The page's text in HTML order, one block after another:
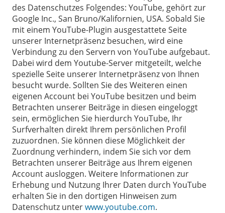
des Datenschutzes Folgendes: YouTube, gehört zur
Google Inc., San Bruno/Kalifornien, USA. Sobald Sie
mit einem YouTube-Plugin ausgestattete Seite
unserer Internetpräsenz besuchen, wird eine
Verbindung zu den Servern von YouTube aufgebaut.
Dabei wird dem Youtube-Server mitgeteilt, welche
spezielle Seite unserer Internetpräsenz von Ihnen
besucht wurde. Sollten Sie des Weiteren einen
eigenen Account bei YouTube besitzen und beim
Betrachten unserer Beiträge in diesen eingeloggt
sein, ermöglichen Sie hierdurch YouTube, Ihr
Surfverhalten direkt Ihrem persönlichen Profil
zuzuordnen. Sie können diese Möglichkeit der
Zuordnung verhindern, indem Sie sich vor dem
Betrachten unserer Beiträge aus Ihrem eigenen
Account ausloggen. Weitere Informationen zur
Erhebung und Nutzung Ihrer Daten durch YouTube
erhalten Sie in den dortigen Hinweisen zum
Datenschutz unterwww.youtube.com.